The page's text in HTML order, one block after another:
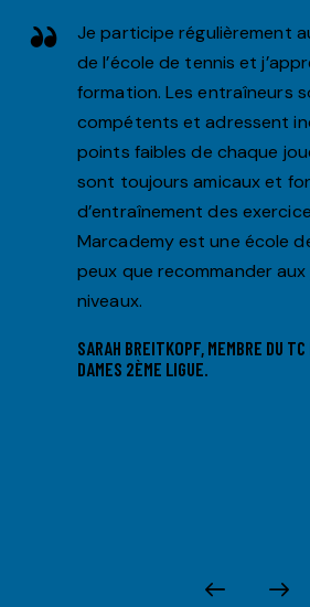
Je participe régulièrement
de l’école de tennis et
formation. Les entraîneurs
compétents et adressent
points faibles de chaque
sont toujours amicaux et
d’entraînement des
Marcademy est une école
peux que recommander
niveaux.
SARAH BREITKOPF, MEMBRE DU
DAMES 2ÈME LIGUE.